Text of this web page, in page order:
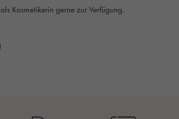
Kosmetikerin gerne zur Verfügung.